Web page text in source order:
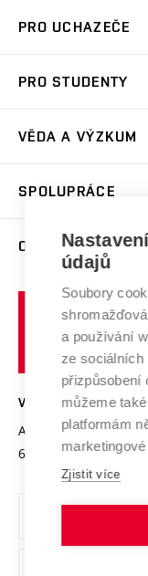
Koleje
Sport na VUT
Brno
PRO UCHAZEČE
Dny otevřených dveří
Celoživotní vzdělávání
E-přihláška
PRO STUDENTY
Harmonogram
Závěrečné práce
Doktorské studium
Zpracování osobních
Sociální bezpečí
Studium bez bariér
Podpora podnikání
VĚDA A VÝZKUM
Mezinárodní
Systém zajišťování
Výzkumné
Transfer znalostí
Open Science
Projekty
Projekty ze
Specifický výzkum
SPOLUPRÁCE
Zahraniční spolupráce
Spolupráce se
Služby univerzity
Mezinárodní dohody
Univerzitní sítě
O UNIVERZITĚ
Profil univerzity
Udržitelná univerzita
Podnikavá univerzita
Bezpečná univerzita
Vyznamenání
Organizační
Ochrana osobních
VYSOKÉ UČENÍ
Antonínská 548/1
602 00 Brno
údajů
Soubory
a používání
ze sociálních
přizpůsobení
můžeme
platformám
Zjistit více